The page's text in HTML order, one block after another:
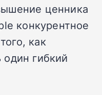
ценника
конкурентное
как
один гибкий